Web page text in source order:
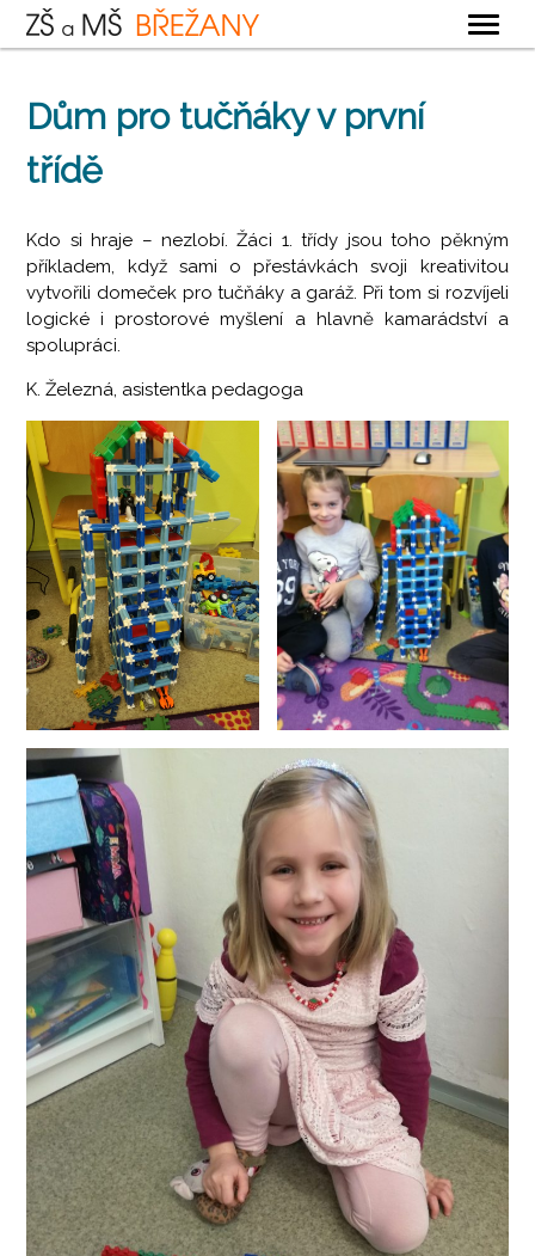
ZÁKLADNÍ ŠKOLA
ŠKOLNÍ JÍDELNA
KONTAKTY
Dům pro tučňáky v první
třídě
Kdo si hraje – nezlobí. Žáci 1. třídy jsou toho pěkným
příkladem, když sami o přestávkách svoji kreativitou
vytvořili domeček pro tučňáky a garáž. Při tom si rozvíjeli
logické i prostorové myšlení a hlavně kamarádství a
spolupráci.
K. Železná, asistentka pedagoga